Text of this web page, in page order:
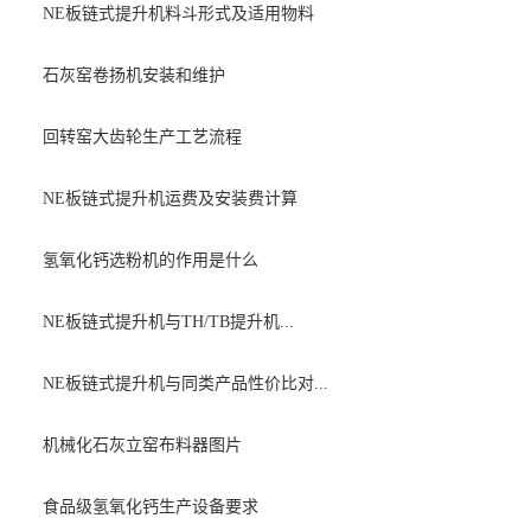
NE板链式提升机料斗形式及适用物料
石灰窑卷扬机安装和维护
回转窑大齿轮生产工艺流程
NE板链式提升机运费及安装费计算
氢氧化钙选粉机的作用是什么
NE板链式提升机与TH/TB提升机...
NE板链式提升机与同类产品性价比对...
机械化石灰立窑布料器图片
食品级氢氧化钙生产设备要求